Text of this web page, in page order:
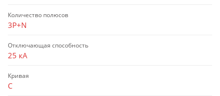
Количество полюсов
3P+N
Отключающая способность
25 кА
Кривая
C